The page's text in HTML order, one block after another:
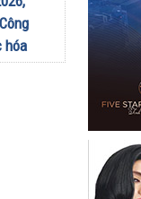
vì
điện
hóa